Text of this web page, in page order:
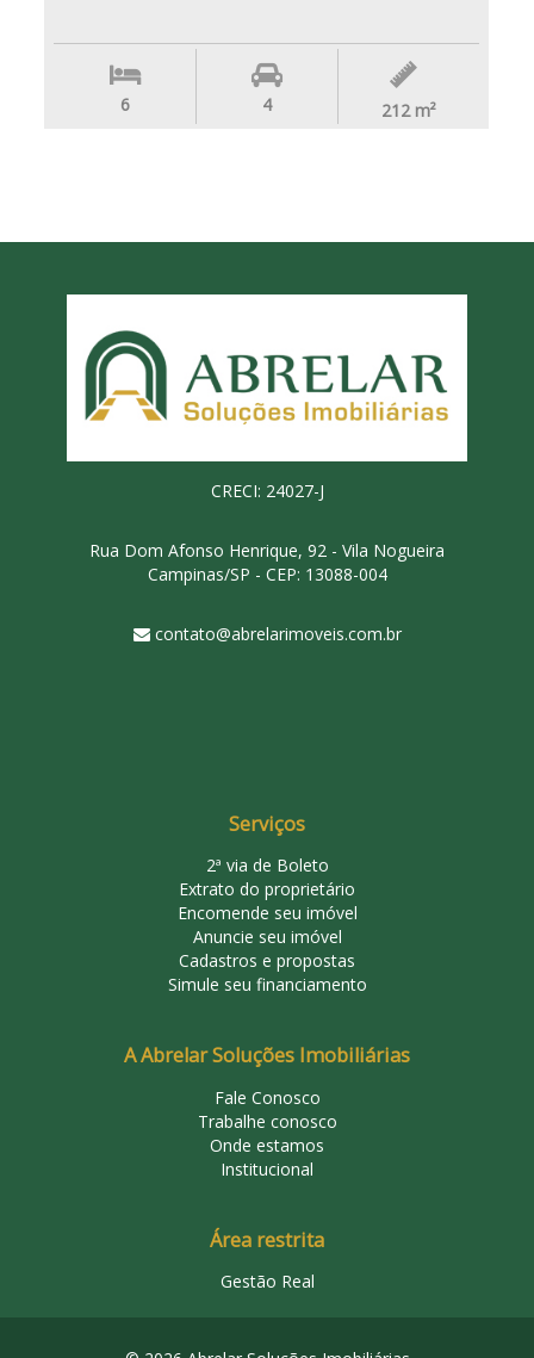
6 4 212 m²
CRECI: 24027-J
Rua Dom Afonso Henrique, 92 - Vila Nogueira
Campinas/SP - CEP: 13088-004
contato@abrelarimoveis.com.br
Serviços
2ª via de Boleto
Extrato do proprietário
Encomende seu imóvel
Anuncie seu imóvel
Cadastros e propostas
Simule seu financiamento
A Abrelar Soluções Imobiliárias
Fale Conosco
Trabalhe conosco
Onde estamos
Institucional
Área restrita
Gestão Real